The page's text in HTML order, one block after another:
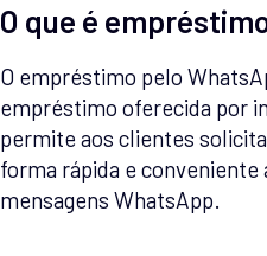
O que é
O empréstimo pelo
empréstimo oferecida por
permite aos clientes
forma rápida e
mensagens WhatsApp.